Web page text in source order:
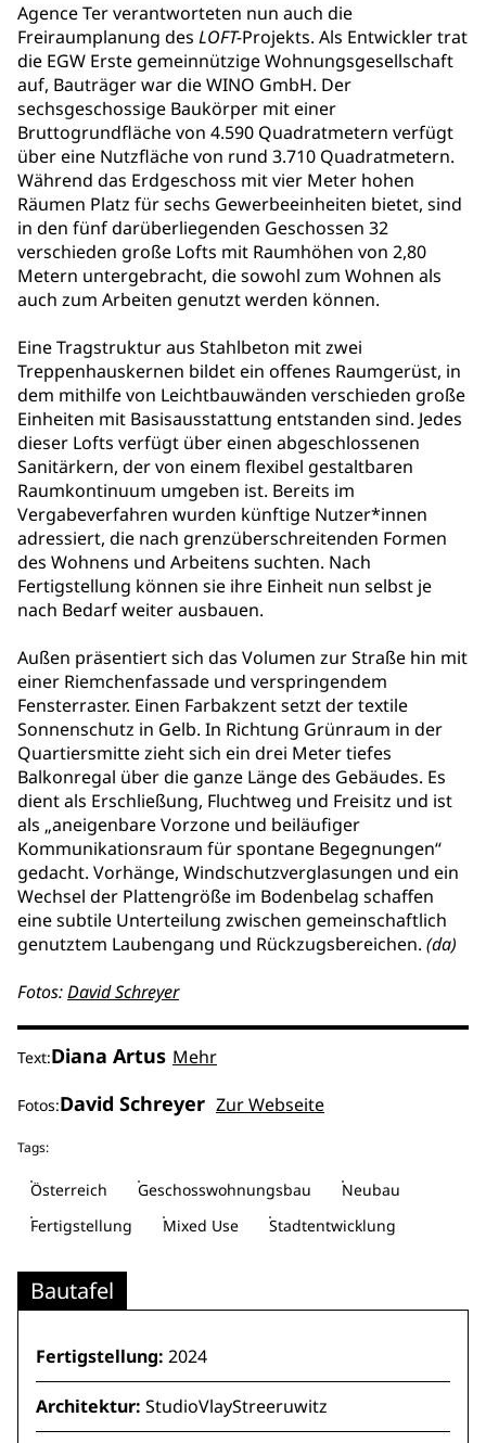
Agence Ter verantworteten nun auch die
Freiraumplanung des LOFT-Projekts. Als Entwickler trat
die EGW Erste gemeinnützige Wohnungsgesellschaft
auf, Bauträger war die WINO GmbH. Der
sechsgeschossige Baukörper mit einer
Bruttogrundfläche von 4.590 Quadratmetern verfügt
über eine Nutzfläche von rund 3.710 Quadratmetern.
Während das Erdgeschoss mit vier Meter hohen
Räumen Platz für sechs Gewerbeeinheiten bietet, sind
in den fünf darüberliegenden Geschossen 32
verschieden große Lofts mit Raumhöhen von 2,80
Metern untergebracht, die sowohl zum Wohnen als
auch zum Arbeiten genutzt werden können.
Eine Tragstruktur aus Stahlbeton mit zwei
Treppenhauskernen bildet ein offenes Raumgerüst, in
dem mithilfe von Leichtbauwänden verschieden große
Einheiten mit Basisausstattung entstanden sind. Jedes
dieser Lofts verfügt über einen abgeschlossenen
Sanitärkern, der von einem flexibel gestaltbaren
Raumkontinuum umgeben ist. Bereits im
Vergabeverfahren wurden künftige Nutzer*innen
adressiert, die nach grenzüberschreitenden Formen
des Wohnens und Arbeitens suchten. Nach
Fertigstellung können sie ihre Einheit nun selbst je
nach Bedarf weiter ausbauen.
Außen präsentiert sich das Volumen zur Straße hin mit
einer Riemchenfassade und verspringendem
Fensterraster. Einen Farbakzent setzt der textile
Sonnenschutz in Gelb. In Richtung Grünraum in der
Quartiersmitte zieht sich ein drei Meter tiefes
Balkonregal über die ganze Länge des Gebäudes. Es
dient als Erschließung, Fluchtweg und Freisitz und ist
als „aneigenbare Vorzone und beiläufiger
Kommunikationsraum für spontane Begegnungen“
gedacht. Vorhänge, Windschutzverglasungen und ein
Wechsel der Plattengröße im Bodenbelag schaffen
eine subtile Unterteilung zwischen gemeinschaftlich
genutztem Laubengang und Rückzugsbereichen. (da)
Fotos:David Schreyer
Text:Diana Artus Mehr
Fotos:David Schreyer Zur Webseite
Tags:
Österreich Geschosswohnungsbau
Neubau
Fertigstellung
Mixed Use Stadtentwicklung
Bautafel
Fertigstellung: 2024
Architektur: StudioVlayStreeruwitz